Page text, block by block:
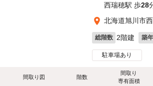
西瑞穂駅 歩28
北海道旭川市
総階数 2階建 築
駐車場あり
間取り図 階数
間取り
専有面積